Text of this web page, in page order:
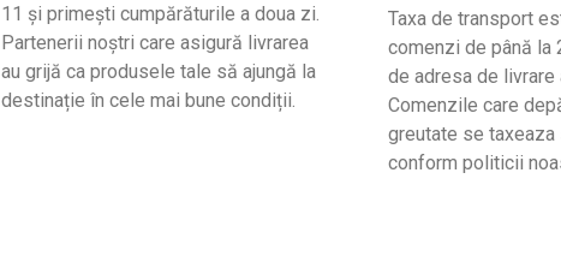
11 și primești cumpărăturile a doua zi.
Partenerii noștri care asigură livrarea
au grijă ca produsele tale să ajungă la
destinație în cele mai bune condiții.
Taxa de transport
comenzi de până la
de adresa de livrare
Comenzile care
greutate se taxeaza
conform politicii